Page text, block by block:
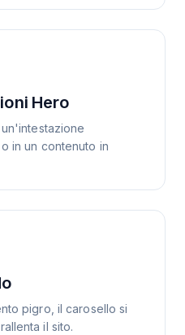
Hero
in un contenuto in
pigro, il carosello si
il sito.